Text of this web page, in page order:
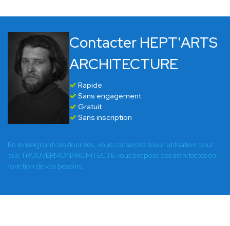
Contacter HEPT'ARTS
ARCHITECTURE
Rapide
Sans engagement
Gratuit
Sans inscription
En renseignant ces données, vous consentez à leur utilisation pour
que TROUVERMONARCHITECTE vous propose des architectes en
fonction de vos besoins.